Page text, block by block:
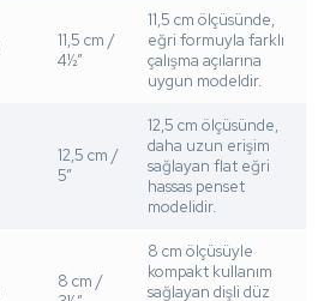
11,5 cm /
4½”
11,5 cm ölçüsünde,
eğri formuyla farklı
çalışma açılarına
uygun modeldir.
12,5 cm /
5”
12,5 cm ölçüsünde,
daha uzun erişim
sağlayan flat eğri
hassas penset
modelidir.
8 cm /
8 cm ölçüsüyle
kompakt kullanım
sağlayan dişli düz